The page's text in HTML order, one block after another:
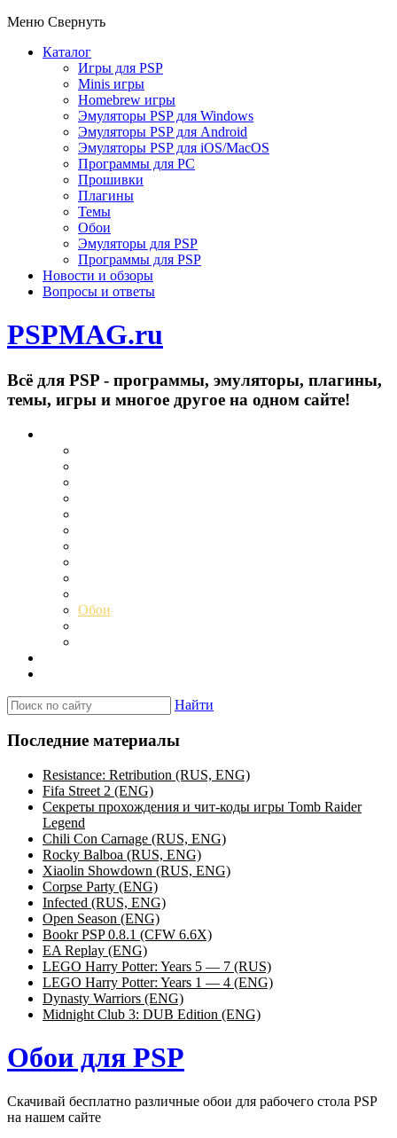
Меню Свернуть
Каталог
Игры для PSP
Minis игры
Homebrew игры
Эмуляторы PSP для Windows
Эмуляторы PSP для Android
Эмуляторы PSP для iOS/MacOS
Программы для PC
Прошивки
Плагины
Темы
Обои
Эмуляторы для PSP
Программы для PSP
Новости и обзоры
Вопросы и ответы
PSPMAG.ru
Всё для PSP - программы, эмуляторы, плагины,
темы, игры и многое другое на одном сайте!
Обои
Найти
Последние материалы
Resistance: Retribution (RUS, ENG)
Fifa Street 2 (ENG)
Секреты прохождения и чит-коды игры Tomb Raider
Legend
Chili Con Carnage (RUS, ENG)
Rocky Balboa (RUS, ENG)
Xiaolin Showdown (RUS, ENG)
Corpse Party (ENG)
Infected (RUS, ENG)
Open Season (ENG)
Bookr PSP 0.8.1 (CFW 6.6X)
EA Replay (ENG)
LEGO Harry Potter: Years 5 — 7 (RUS)
LEGO Harry Potter: Years 1 — 4 (ENG)
Dynasty Warriors (ENG)
Midnight Club 3: DUB Edition (ENG)
Обои для PSP
Скачивай бесплатно различные обои для рабочего стола PSP
на нашем сайте